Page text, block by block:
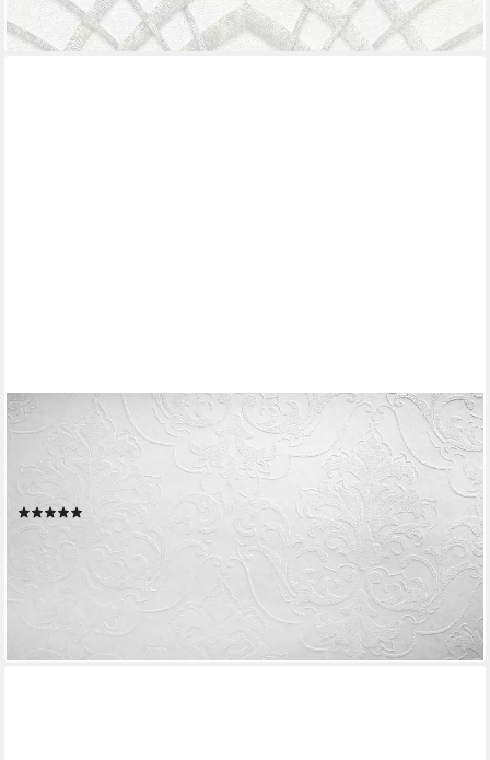
+2
A.S. CRÉATION
Vliestapete Meistervlies, leicht strukturiert, Barock, gemustert,
ornamental, Neo-Klassik Tapete Barock Überstreichbar Tapeten
Wohnzimmer Flur Optik
28,07 € UVP 44,95 €
(5,27 €/ 1 qm)